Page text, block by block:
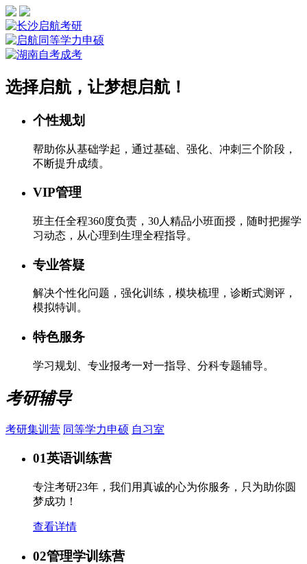
选择启航，让梦想启航！
个性规划
帮助你从基础学起，通过基础、强化、冲刺三个阶段，
不断提升成绩。
VIP管理
班主任全程360度负责，30人精品小班面授，随时把握学
习动态，从心理到生理全程指导。
专业答疑
解决个性化问题，强化训练，模块梳理，诊断式测评，
模拟特训。
特色服务
学习规划、专业报考一对一指导、分科专题辅导。
考研辅导
考研集训营 同等学力申硕 自习室
01英语训练营
专注考研23年，我们用真诚的心为你服务，只为助你圆
梦成功！
查看详情
02管理学训练营